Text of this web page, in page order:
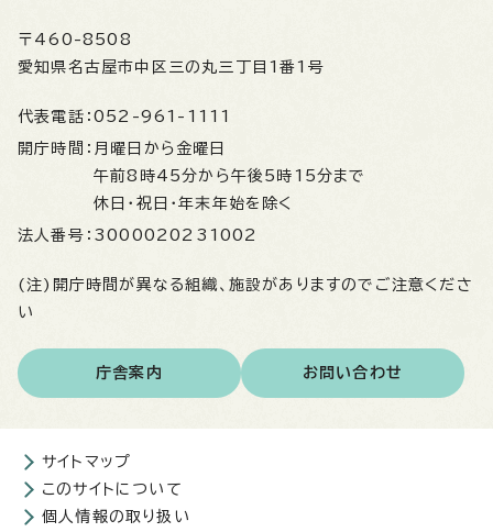
〒460-8508
愛知県名古屋市中区三の丸三丁目1番1号
代表電話： 052-961-1111
開庁時間： 月曜日から金曜日
午前8時45分から午後5時15分まで
休日・祝日・年末年始を除く
法人番号： 3000020231002
(注)開庁時間が異なる組織、施設がありますのでご注意くださ
い
庁舎案内 お問い合わせ
サイトマップ
このサイトについて
個人情報の取り扱い